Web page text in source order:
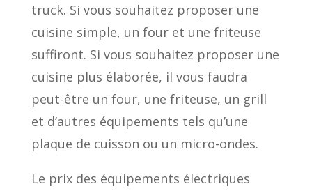
truck. Si vous souhaitez proposer une
cuisine simple, un four et une friteuse
suffiront. Si vous souhaitez proposer une
cuisine plus élaborée, il vous faudra
peut-être un four, une friteuse, un grill
et d’autres équipements tels qu’une
plaque de cuisson ou un micro-ondes.
Le prix des équipements électriques